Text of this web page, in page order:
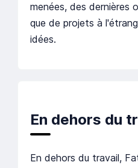
menées, des dernières
que de projets à
idées.
En dehors du
En dehors du travail,